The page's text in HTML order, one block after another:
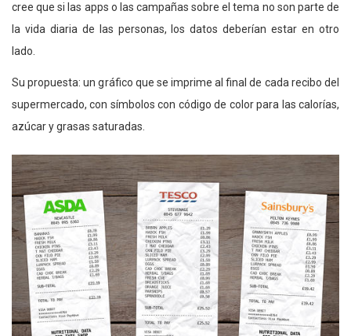
cree que si las apps o las campañas sobre el tema no son parte de
la vida diaria de las personas, los datos deberían estar en otro
lado.
Su propuesta: un gráfico que se imprime al final de cada recibo del
supermercado, con símbolos con código de color para las calorías,
azúcar y grasas saturadas.